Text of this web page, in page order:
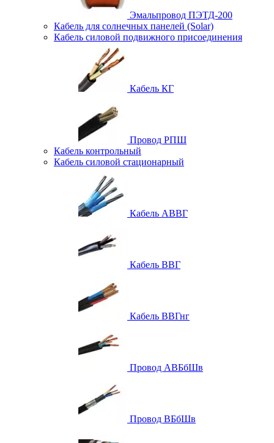
Эмальпровод ПЭТД-200
Кабель для солнечных панелей (Solar)
Кабель силовой подвижного присоединения
Кабель КГ
Провод РПШ
Кабель контрольный
Кабель силовой стационарный
Кабель АВВГ
Кабель ВВГ
Кабель ВВГнг
Провод АВБбШв
Провод ВБбШв